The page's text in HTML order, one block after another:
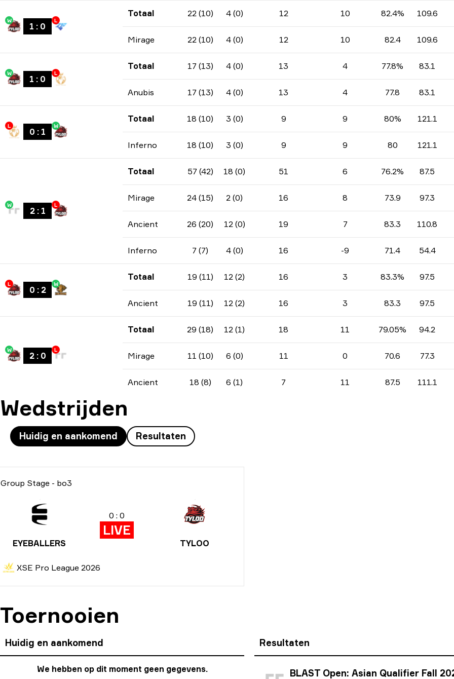
W
1 : 0
L
Totaal 22 (10) 4 (0) 12 10 82.4% 109.6
Mirage 22 (10) 4 (0) 12 10 82.4 109.6
W
1 : 0
L
Totaal 17 (13) 4 (0) 13 4 77.8% 83.1
Anubis 17 (13) 4 (0) 13 4 77.8 83.1
L
0 : 1
W
Totaal 18 (10) 3 (0) 9 9 80% 121.1
Inferno 18 (10) 3 (0) 9 9 80 121.1
W
2: 1
L
Totaal 57 (42) 18 (0) 51 6 76.2% 87.5
Mirage 24 (15) 2 (0) 16 8 73.9 97.3
Ancient 26 (20) 12 (0) 19 7 83.3 110.8
Inferno 7 (7) 4 (0) 16 -9 71.4 54.4
L
0 : 2
W
Totaal 19 (11) 12 (2) 16 3 83.3% 97.5
Ancient 19 (11) 12 (2) 16 3 83.3 97.5
W
2: 0
L
Totaal 29 (18) 12 (1) 18 11 79.05% 94.2
Mirage 11 (10) 6 (0) 11 0 70.6 77.3
Ancient 18 (8) 6 (1) 7 11 87.5 111.1
Wedstrijden
Huidig en aankomend Resultaten
Group Stage - bo3
EYEBALLERS
0 : 0
LIVE
TYLOO
XSE Pro League 2026
Toernooien
Huidig en aankomend
We hebben op dit moment geen gegevens.
Resultaten
BLAST Open: Asian Qualifier Fall